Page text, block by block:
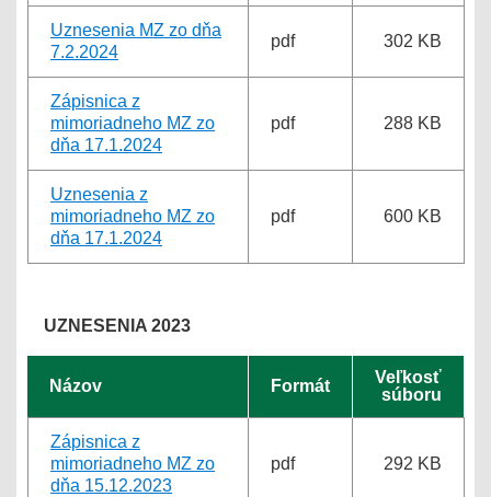
Uznesenia MZ zo dňa
7.2.2024
pdf 302 KB
Zápisnica z
mimoriadneho MZ zo
dňa 17.1.2024
pdf 288 KB
Uznesenia z
mimoriadneho MZ zo
dňa 17.1.2024
pdf 600 KB
UZNESENIA 2023
Názov Formát
Veľkosť
súboru
Zápisnica z
mimoriadneho MZ zo
dňa 15.12.2023
pdf 292 KB